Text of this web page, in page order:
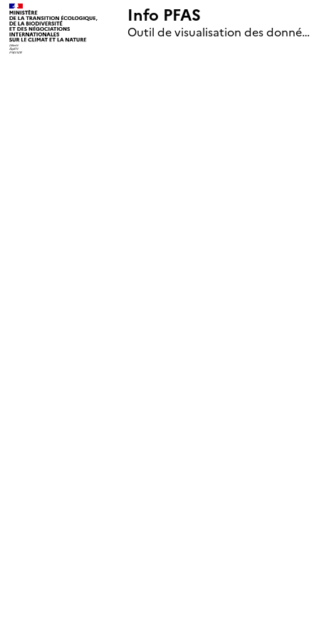
Info PFAS
Outil de visualisation des données nationales de surveillance des substances PFAS (mise à jour le 1er jour de chaque mois)
+
–